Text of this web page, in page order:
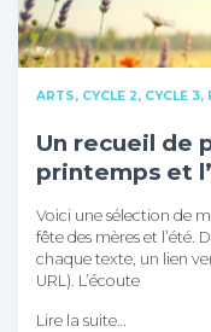
ARTS CYCLE 2 CYCLE 3
Un recueil de
printemps et
Voici une sélection de
fête des mères et l’été.
chaque texte, un lien
URL). L’écoute
Lire la suite…